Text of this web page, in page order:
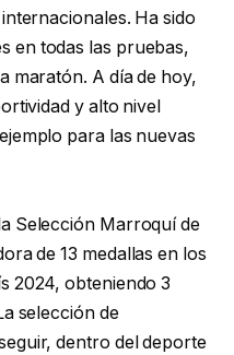
Ha sido
en todas las pruebas,
maratón. A día de hoy,
y alto nivel
para las nuevas
Selección Marroquí de
de 13 medallas en los
2024, obteniendo 3
selección de
dentro del deporte